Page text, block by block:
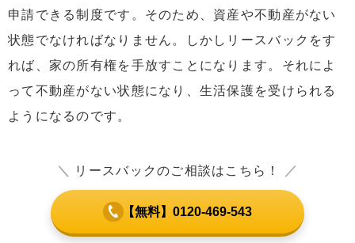
申請できる制度です。そのため、資産や不動産がない
状態でなければなりません。しかしリースバックをす
れば、家の所有権を手放すことになります。それによ
って不動産がない状態になり、生活保護を受けられる
ようになるのです。
＼ リースバックのご相談はこちら！ ／
【無料】0120-469-543